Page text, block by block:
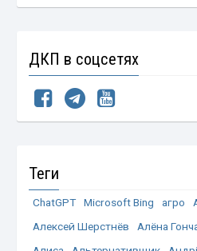
ДКП в соцсетях
Теги
ChatGPT Microsoft Bing агро
Алексей Шерстнёв
Алёна